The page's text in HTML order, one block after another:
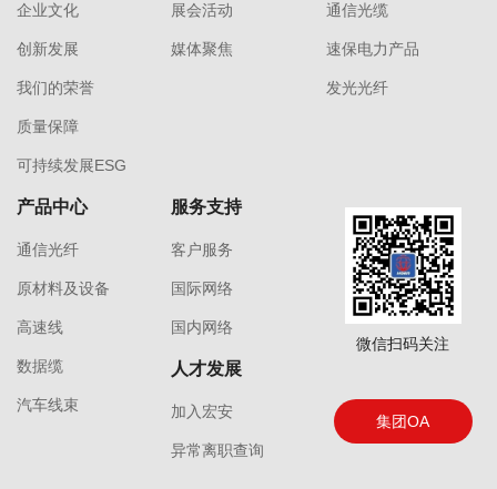
企业文化
创新发展
我们的荣誉
质量保障
可持续发展ESG
展会活动
媒体聚焦
通信光缆
速保电力产品
发光光纤
产品中心
通信光纤
原材料及设备
高速线
数据缆
汽车线束
服务支持
客户服务
国际网络
国内网络
人才发展
加入宏安
异常离职查询
微信扫码关注
集团OA